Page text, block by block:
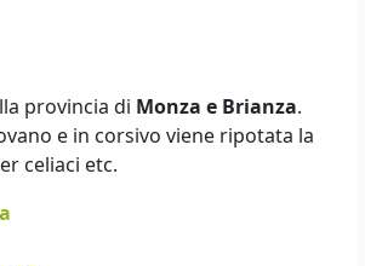
provincia di Monza e Brianza.
e in corsivo viene ripotata la
celiaci etc.